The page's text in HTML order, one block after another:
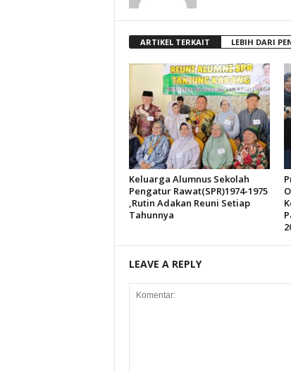
ARTIKEL TERKAIT LEBIH DARI
Keluarga Alumnus Sekolah
Pengatur Rawat(SPR)1974-1975
,Rutin Adakan Reuni Setiap
Tahunnya
LEAVE A REPLY